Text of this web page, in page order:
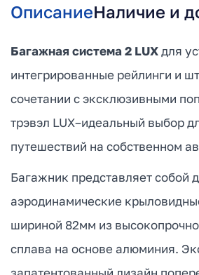
ОписаниеНаличие и
Багажная система 2 LUXдля
интегрированные рейлинги и
сочетании с эксклюзивными
трэвэл LUX–идеальный выбор
путешествий на собственном
Багажник представляет собой
аэродинамические
шириной 82мм из
сплава на основе алюминия.